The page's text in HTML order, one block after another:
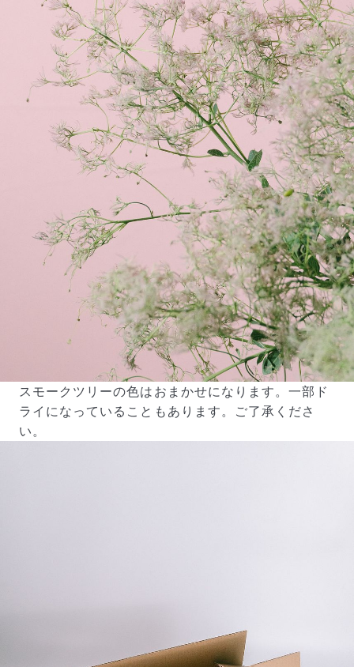
スモークツリーの色はおまかせになります。一部ド
ライになっていることもあります。ご了承くださ
い。